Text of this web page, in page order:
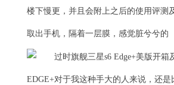
楼下慢更，并且会附上之后的使用评测
取出手机，隔着一层膜，感觉脏兮兮的
EDGE+对于我这种手大的人来说，还是